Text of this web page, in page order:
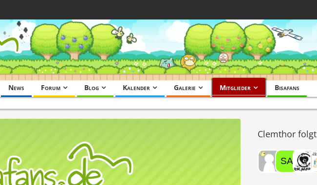
News Forum Blog Kalender Galerie Mitglieder Bisafans
Clemthor folgt